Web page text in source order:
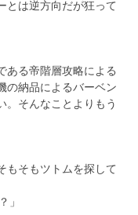
とは逆方向だが狂って
る帝階層攻略による
の納品によるバーベン
。そんなことよりもう
もそもツトムを探して
」